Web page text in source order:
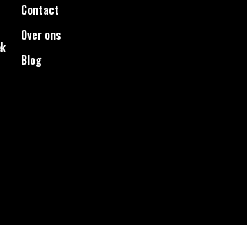
Contact
Over ons
Blog